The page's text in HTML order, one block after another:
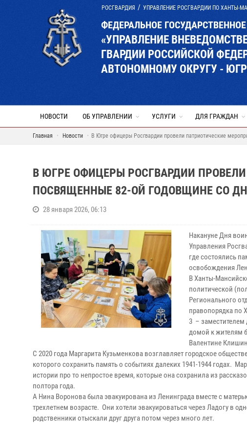
РОСГВАРДИЯ УПРАВЛЕНИЕ РОСГВАРДИИ ПО ХАНТЫ-
ФЕДЕРАЛЬНОЕ
«УПРАВЛЕНИЕ
ГВАРДИИ РОССИЙСКОЙ
АВТОНОМНОМУ ОКРУГУ -
НОВОСТИ ОБ УПРАВЛЕНИИ УСЛУГИ ДЛЯ ГРАЖДАН
Главная Новости В Югре офицеры Росгвардии провели патриотические
В ЮГРЕ ОФИЦЕРЫ РОСГВАРДИИ
ПОСВЯЩЕННЫЕ 82-ОЙ ГОДОВЩИНЕ СО
28 января 2026, 06:13
Накануне Дня
Управления
где состоялись
освобождения
В Ханты-
политической
Регионального
правопорядка по
3 – заместителем
домой к жителям
Валентине
С 2020 года Маргарита Кузьменкова возглавляет городское
которого сохранить память о событиях далеких 1941-1944 годах.
истории про то непростое время, которые она сохранила из
полтора года.
А Нина Воронова была эвакуирована из Ленинграда вместе с
трехлетнем возрасте. Они хотели эвакуироваться через Ладогу в
родственники отыскали друг друга потом через много лет.